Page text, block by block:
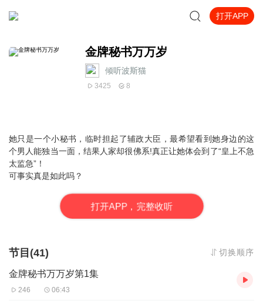
打开APP
金牌秘书万万岁
倾听波斯猫
3425 8
她只是一个小秘书，临时担起了辅政大臣，最希望看到她身边的这
个男人能独当一面，结果人家却很佛系!真正让她体会到了“皇上不急
太监急”！
可事实真是如此吗？
打开APP，完整收听
节目(41) 切换顺序
金牌秘书万万岁第1集
246 06:43